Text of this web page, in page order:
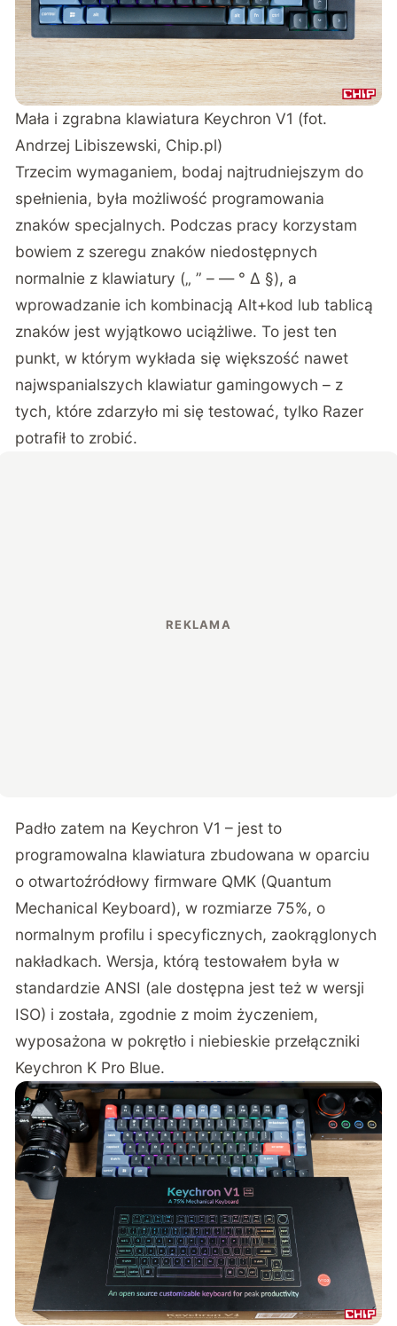
Mała i zgrabna klawiatura Keychron V1 (fot.
Andrzej Libiszewski, Chip.pl)
Trzecim wymaganiem, bodaj najtrudniejszym do
spełnienia, była możliwość programowania
znaków specjalnych. Podczas pracy korzystam
bowiem z szeregu znaków niedostępnych
normalnie z klawiatury („ ” – — ° Δ §), a
wprowadzanie ich kombinacją Alt+kod lub tablicą
znaków jest wyjątkowo uciążliwe. To jest ten
punkt, w którym wykłada się większość nawet
najwspanialszych klawiatur gamingowych – z
tych, które zdarzyło mi się testować, tylko Razer
potrafił to zrobić.
Padło zatem na Keychron V1 – jest to
programowalna klawiatura zbudowana w oparciu
o otwartoźródłowy firmware QMK (Quantum
Mechanical Keyboard), w rozmiarze 75%, o
normalnym profilu i specyficznych, zaokrąglonych
nakładkach. Wersja, którą testowałem była w
standardzie ANSI (ale dostępna jest też w wersji
ISO) i została, zgodnie z moim życzeniem,
wyposażona w pokrętło i niebieskie przełączniki
Keychron K Pro Blue.